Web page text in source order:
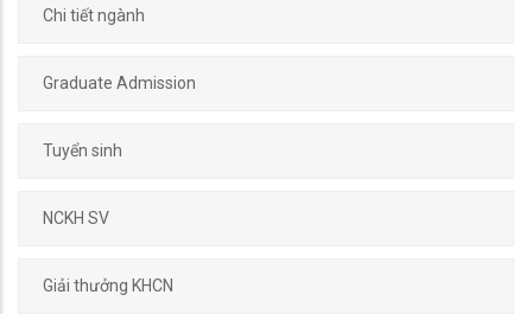
Chi tiết ngành
Graduate Admission
Tuyển sinh
NCKH SV
Giải thưởng KHCN